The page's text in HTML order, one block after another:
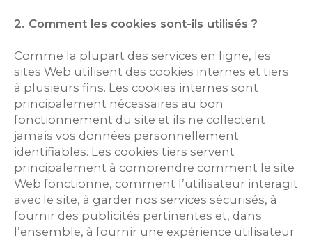
2. Comment les cookies sont-ils utilisés ?
Comme la plupart des services en ligne, les
sites Web utilisent des cookies internes et tiers
à plusieurs fins. Les cookies internes sont
principalement nécessaires au bon
fonctionnement du site et ils ne collectent
jamais vos données personnellement
identifiables. Les cookies tiers servent
principalement à comprendre comment le site
Web fonctionne, comment l’utilisateur interagit
avec le site, à garder nos services sécurisés, à
fournir des publicités pertinentes et, dans
l’ensemble, à fournir une expérience utilisateur